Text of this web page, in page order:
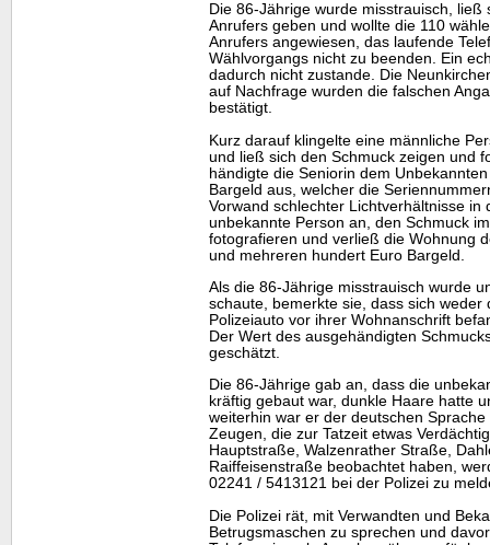
Die 86-Jährige wurde misstrauisch, ließ
Anrufers geben und wollte die 110
Anrufers angewiesen, das laufende
Wählvorgangs nicht zu beenden. Ein
dadurch nicht zustande. Die
auf Nachfrage wurden die falschen
bestätigt.
Kurz darauf klingelte eine männliche
und ließ sich den Schmuck zeigen und
händigte die Seniorin dem
Bargeld aus, welcher die
Vorwand schlechter Lichtverhältnisse in
unbekannte Person an, den Schmuck
fotografieren und verließ die Wohnung
und mehreren hundert Euro Bargeld.
Als die 86-Jährige misstrauisch wurde
schaute, bemerkte sie, dass sich
Polizeiauto vor ihrer Wohnanschrift
Der Wert des ausgehändigten
geschätzt.
Die 86-Jährige gab an, dass die
kräftig gebaut war, dunkle Haare hatte
weiterhin war er der deutschen
Zeugen, die zur Tatzeit etwas
Hauptstraße, Walzenrather Straße,
Raiffeisenstraße beobachtet haben,
02241 / 5413121 bei der Polizei zu
Die Polizei rät, mit Verwandten und
Betrugsmaschen zu sprechen und